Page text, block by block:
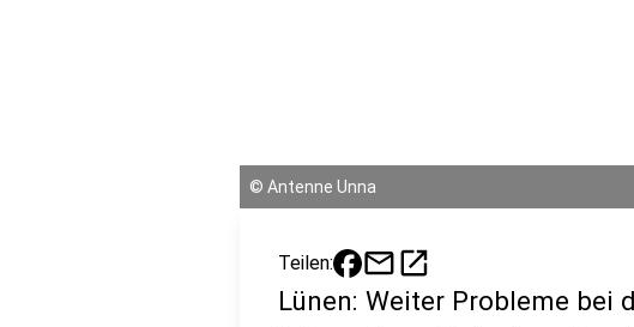
© Antenne Unna
Teilen: mailopen_in_new
Lünen: Weiter Probleme bei